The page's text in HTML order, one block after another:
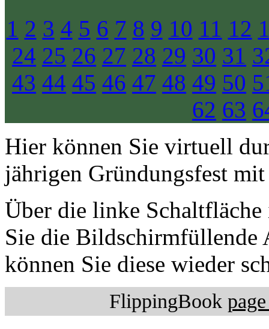
1 2 3 4 5 6 7 8 9 10 11 12
24 25 26 27 28 29 30 31
43 44 45 46 47 48 49 50
62 63
Hier können Sie virtuell
jährigen Gründungsfest
Über die linke
Sie die Bildschirmfüllende
können Sie diese wieder
FlippingBook